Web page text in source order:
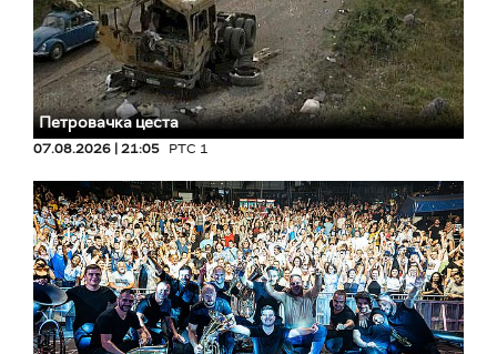
Петровачка цеста
07.08.2026 | 21:05 РТС 1